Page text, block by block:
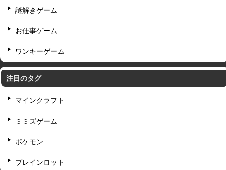
謎解きゲーム
お仕事ゲーム
ワンキーゲーム
注目のタグ
マインクラフト
ミミズゲーム
ポケモン
ブレインロット